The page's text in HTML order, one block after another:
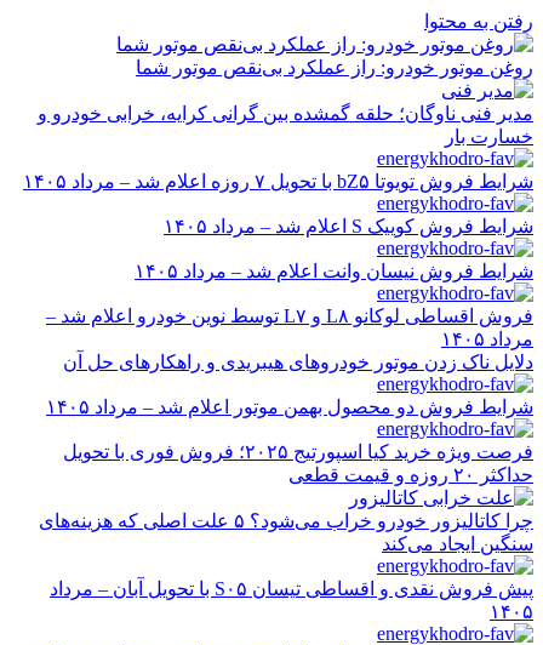
رفتن به محتوا
روغن موتور خودرو: راز عملکرد بی‌نقص موتور شما
مدیر فنی ناوگان؛ حلقه گمشده بین گرانی کرایه، خرابی خودرو و
خسارت بار
شرایط فروش تویوتا bZ۵ با تحویل ۷ روزه اعلام شد – مرداد ۱۴۰۵
شرایط فروش کوییک S اعلام شد – مرداد ۱۴۰۵
شرایط فروش نیسان وانت اعلام شد – مرداد ۱۴۰۵
فروش اقساطی لوکانو L۸ و L۷ توسط نوین خودرو اعلام شد –
مرداد ۱۴۰۵
دلایل ناک زدن موتور خودروهای هیبریدی و راهکارهای حل آن
شرایط فروش دو محصول بهمن موتور اعلام شد – مرداد ۱۴۰۵
فرصت ویژه خرید کیا اسپورتیج ۲۰۲۵؛ فروش فوری با تحویل
حداکثر ۲۰ روزه و قیمت قطعی
چرا کاتالیزور خودرو خراب می‌شود؟ ۵ علت اصلی که هزینه‌های
سنگین ایجاد می‌کند
پیش فروش نقدی و اقساطی تیسان S۰۵ با تحویل آبان – مرداد
۱۴۰۵